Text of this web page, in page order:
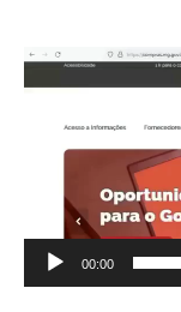
Tocador
de
00:00